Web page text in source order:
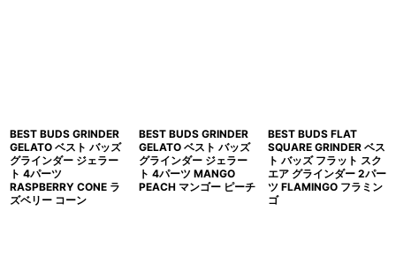
BEST BUDS GRINDER
GELATO ベスト バッズ
グラインダー ジェラー
ト 4パーツ
RASPBERRY CONE ラ
ズベリー コーン
BEST BUDS GRINDER
GELATO ベスト バッズ
グラインダー ジェラー
ト 4パーツ MANGO
PEACH マンゴー ピーチ
BEST BUDS FLAT
SQUARE GRINDER ベス
ト バッズ フラット スク
エア グラインダー 2パー
ツ FLAMINGO フラミン
ゴ